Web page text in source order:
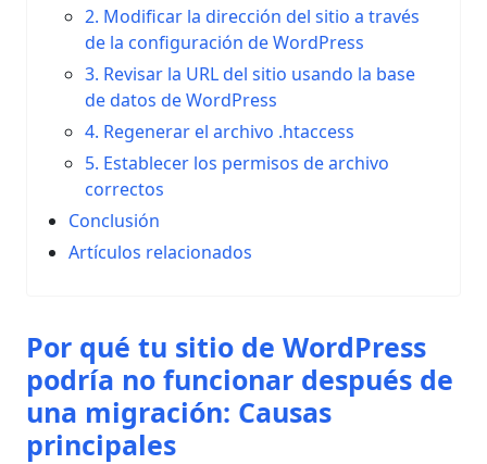
2. Modificar la dirección del sitio a través
de la configuración de WordPress
3. Revisar la URL del sitio usando la base
de datos de WordPress
4. Regenerar el archivo .htaccess
5. Establecer los permisos de archivo
correctos
Conclusión
Artículos relacionados
Por qué tu sitio de WordPress
podría no funcionar después de
una migración: Causas
principales